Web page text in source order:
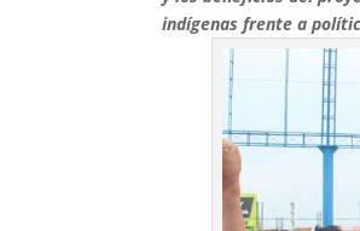
indígenas frente a